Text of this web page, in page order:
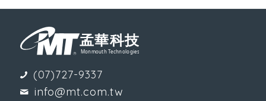
(07)727-9337
info@mt.com.tw